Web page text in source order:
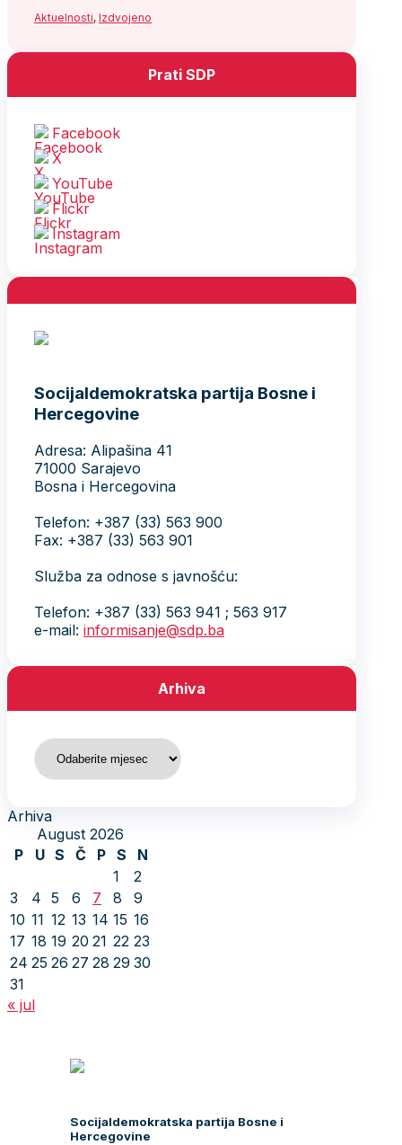
Aktuelnosti, Izdvojeno
Prati SDP
Facebook
X
YouTube
Flickr
Instagram
Socijaldemokratska partija Bosne i
Hercegovine
Adresa: Alipašina 41
71000 Sarajevo
Bosna i Hercegovina
Telefon: +387 (33) 563 900
Fax: +387 (33) 563 901
Služba za odnose s javnošću:
Telefon: +387 (33) 563 941 ; 563 917
e-mail: informisanje@sdp.ba
Arhiva
Arhiva
Arhiva
August 2026
P
U S Č P S
N
1
2
3
4 5 6 7 8
9
10 11 12 13 14 15 16
17 18 19 20 21 22 23
24 25 26 27 28 29 30
31
« jul
Socijaldemokratska partija Bosne i
Hercegovine